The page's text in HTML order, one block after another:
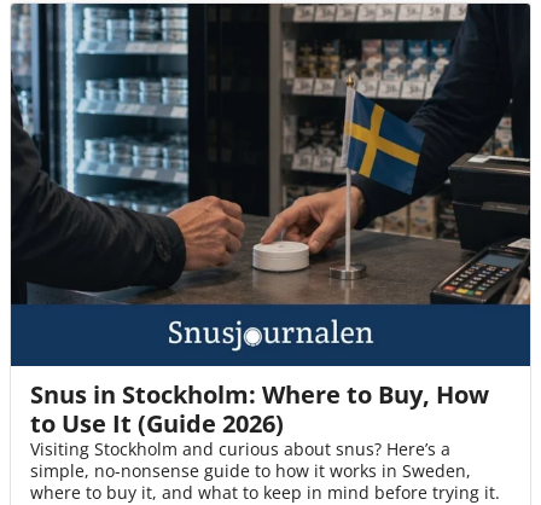
Snus in Stockholm: Where to Buy, How
to Use It (Guide 2026)
Visiting Stockholm and curious about snus? Here’s a
simple, no-nonsense guide to how it works in Sweden,
where to buy it, and what to keep in mind before trying it.